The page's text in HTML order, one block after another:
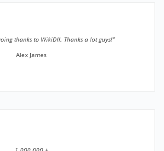
thanks to WikiDll. Thanks a lot guys!”
Alex James